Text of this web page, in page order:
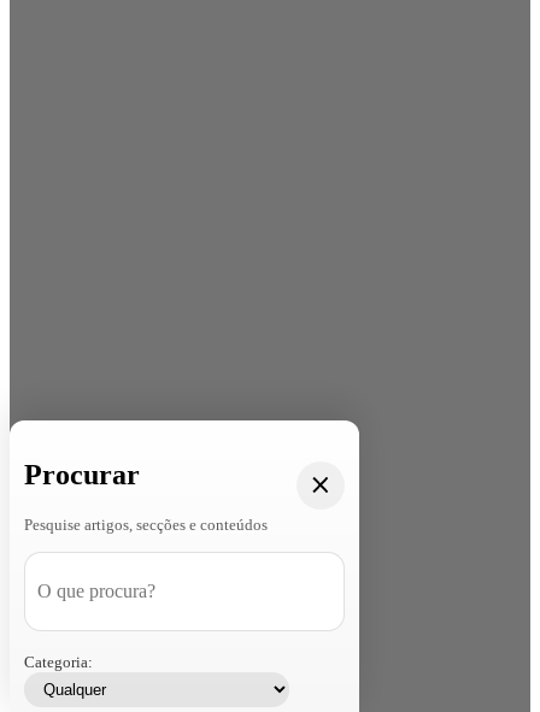
Procurar
Pesquise artigos, secções e conteúdos
Categoria: